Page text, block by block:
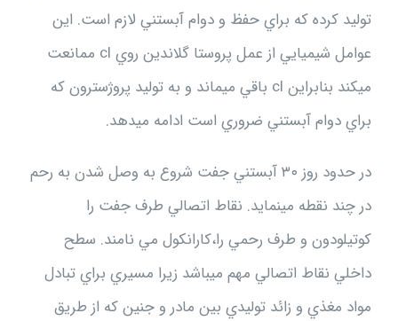
توليد كرده كه براي حفظ و دوام آبستني لازم است. اين
عوامل شيميايي از عمل پروستا گلاندين روي cl ممانعت
ميكند بنابراين cl باقي ميماند و به توليد پروژسترون كه
براي دوام آبستني ضروري است ادامه ميدهد.
در حدود روز ۳۰ آبستني جفت شروع به وصل شدن به رحم
در چند نقطه مينمايد. نقاط اتصالي طرف جفت را
كوتيلودون و طرف رحمي را،كارانكول مي نامند. سطح
داخلي نقاط اتصالي مهم ميباشد زيرا مسيري براي تبادل
مواد مغذي و زائد توليدي بين مادر و جنين كه از طريق